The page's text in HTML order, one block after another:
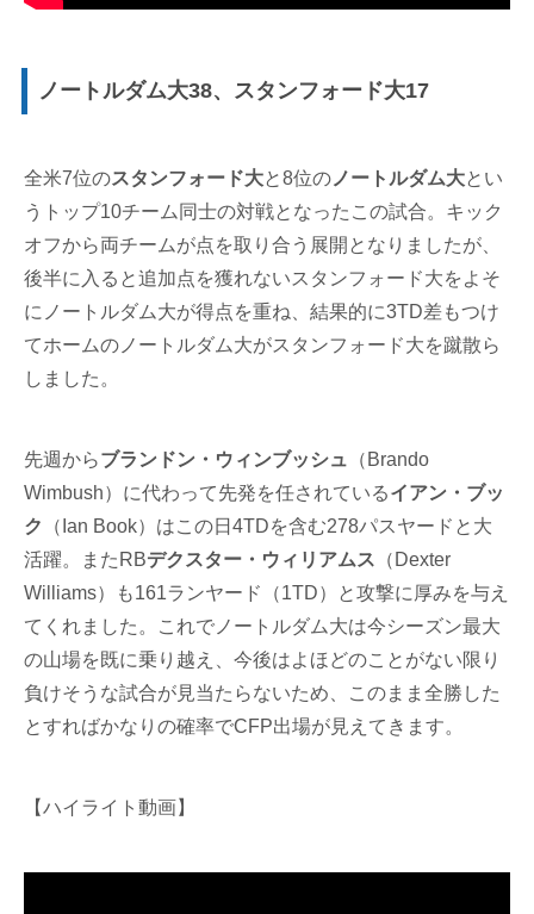
ノートルダム大38、スタンフォード大17
全米7位のスタンフォード大と8位の ノートルダム大とい
うトップ10チーム同士の対戦となったこの試合。キック
オフから両チームが点を取り合う展開となりましたが、
後半に入ると追加点を獲れないスタンフォード大をよそ
にノートルダム大が得点を重ね、結果的に3TD差もつけ
てホームのノートルダム大がスタンフォード大を蹴散ら
しました。
先週からブランドン・ウィンブッシュ
（Brando
Wimbush）に代わって先発を任されているイアン・ブッ
ク
（Ian Book）はこの日4TDを含む278パスヤードと大
活躍。またRBデクスター・ウィリアムス （Dexter
Williams）も161ランヤード（1TD）と攻撃に厚みを与え
てくれました。これでノートルダム大は今シーズン最大
の山場を既に乗り越え、今後はよほどのことがない限り
負けそうな試合が見当たらないため、このまま全勝した
とすればかなりの確率でCFP出場が見えてきます。
【ハイライト動画】